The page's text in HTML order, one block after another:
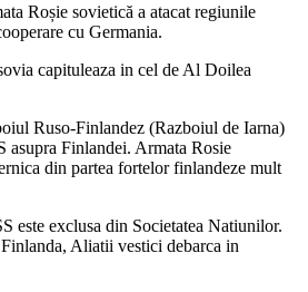
Roșie sovietică a atacat regiunile
cu Germania.
capituleaza in cel de Al Doilea
Ruso-Finlandez (Razboiul de Iarna)
asupra Finlandei. Armata Rosie
din partea fortelor finlandeze mult
este exclusa din Societatea Natiunilor.
Aliatii vestici debarca in